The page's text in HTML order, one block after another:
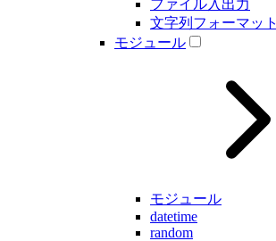
ファイル入出力
文字列フォーマット
モジュール
モジュール
datetime
random